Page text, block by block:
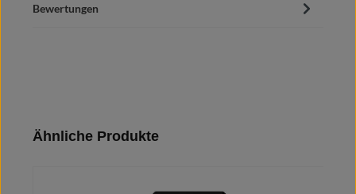
Bewertungen
Produktgalerie überspringen
Ähnliche Produkte